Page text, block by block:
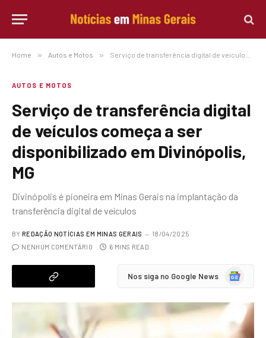
Home » Autos e Motos » Serviço de transferência digital de veículos começa a ser disponibilizado em Divinópolis, MG
AUTOS E MOTOS
Serviço de transferência digital
de veículos começa a ser
disponibilizado em Divinópolis,
MG
Divinópolis é pioneira em Minas Gerais na implantação da
transferência digital de veículos
BY REDAÇÃO NOTÍCIAS EM MINAS GERAIS
18/04/2025
NENHUM COMENTÁRIO
6 MINS READ
Nos siga no Google News
Google